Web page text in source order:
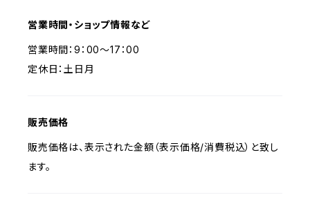
営業時間・ショップ情報など
営業時間：9：00～17：00
定休日：土日月
販売価格
販売価格は、表示された金額（表示価格/消費税込）と致し
ます。